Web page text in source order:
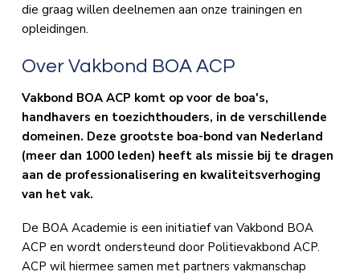
die graag willen deelnemen aan onze trainingen en
opleidingen.
Over Vakbond BOA ACP
Vakbond BOA ACP komt op voor de boa's,
handhavers en toezichthouders, in de verschillende
domeinen. Deze grootste boa-bond van Nederland
(meer dan 1000 leden) heeft als missie bij te dragen
aan de professionalisering en kwaliteitsverhoging
van het vak.
De BOA Academie is een initiatief van Vakbond BOA
ACP en wordt ondersteund door Politievakbond ACP.
ACP wil hiermee samen met partners vakmanschap